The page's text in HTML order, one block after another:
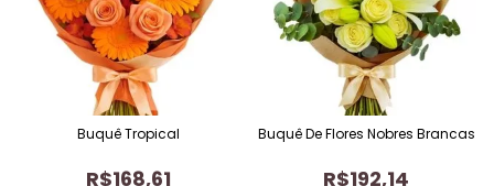
R$168,61
Buquê Tropical
R$192,14
Buquê De Flores Nobres Brancas